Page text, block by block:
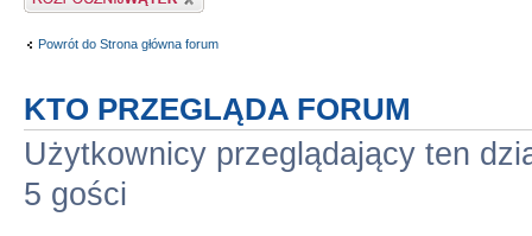
Powrót do Strona główna forum
KTO PRZEGLĄDA FORUM
Użytkownicy przeglądający ten
5 gości